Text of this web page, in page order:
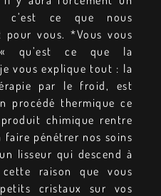
c’est ce que nous
pour vous. *Vous vous
« qu’est ce que la
vous explique tout : la
par le froid, est
procédé thermique ce
chimique rentre
faire pénétrer nos soins
lisseur qui descend à
raison que vous
cristaux sur vos